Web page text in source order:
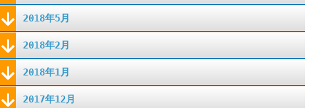
2018年5月
2018年2月
2018年1月
2017年12月